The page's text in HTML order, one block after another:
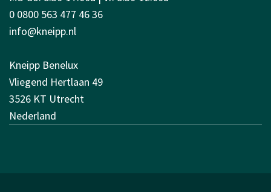
0 0800 563 477 46 36
info@kneipp.nl
Kneipp Benelux
Vliegend Hertlaan 49
3526 KT Utrecht
Nederland